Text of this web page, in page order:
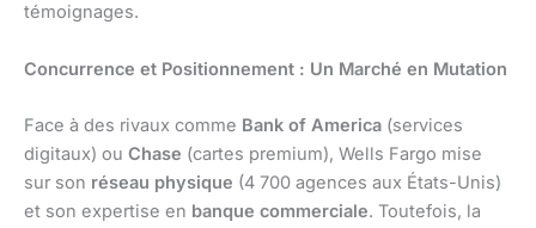
témoignages.
Concurrence et Positionnement : Un Marché en Mutation
Face à des rivaux comme Bank of America (services
digitaux) ou Chase (cartes premium), Wells Fargo mise
sur son réseau physique (4 700 agences aux États-Unis)
et son expertise en banque commerciale. Toutefois, la